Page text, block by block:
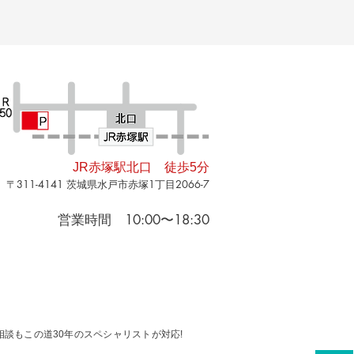
JR赤塚駅北口 徒歩5分
〒 311-4141 茨城県水戸市赤塚1 丁目 2066-7
営業時間 10:00〜18:30
もこの道30年のスペシャリストが対応!